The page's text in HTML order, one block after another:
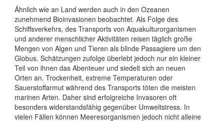
Ähnlich wie an Land werden auch in den Ozeanen
zunehmend Bioinvasionen beobachtet. Als Folge des
Schiffsverkehrs, des Transports von Aquakulturorganismen
und anderer menschlicher Aktivitäten reisen täglich große
Mengen von Algen und Tieren als blinde Passagiere um den
Globus. Schätzungen zufolge überlebt jedoch nur ein kleiner
Teil von ihnen das Abenteuer und siedelt sich an neuen
Orten an. Trockenheit, extreme Temperaturen oder
Sauerstoffarmut während des Transports töten die meisten
marinen Arten. Daher sind erfolgreiche Invasoren oft
besonders widerstandsfähig gegenüber Umweltstress. In
vielen Fällen können Meeresorganismen jedoch nicht alleine